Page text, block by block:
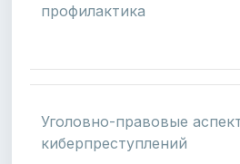
профилактика
Уголовно-правовые
киберпреступлений